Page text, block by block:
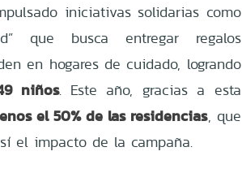
iniciativas solidarias como
que busca entregar regalos
en hogares de cuidado, logrando
niños. Este año, gracias a esta
el 50% de las residencias, que
el impacto de la campaña.